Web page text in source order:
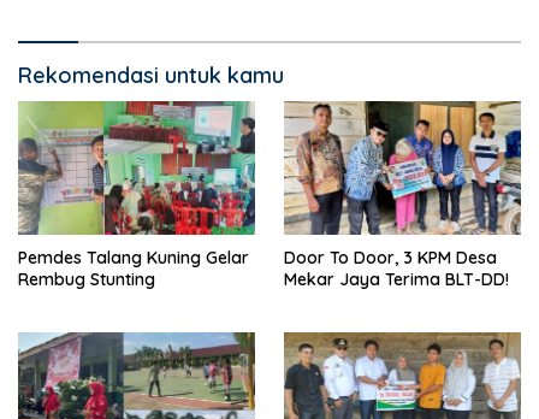
Rekomendasi untuk kamu
Pemdes Talang Kuning Gelar
Rembug Stunting
Door To Door, 3 KPM Desa
Mekar Jaya Terima BLT-DD!